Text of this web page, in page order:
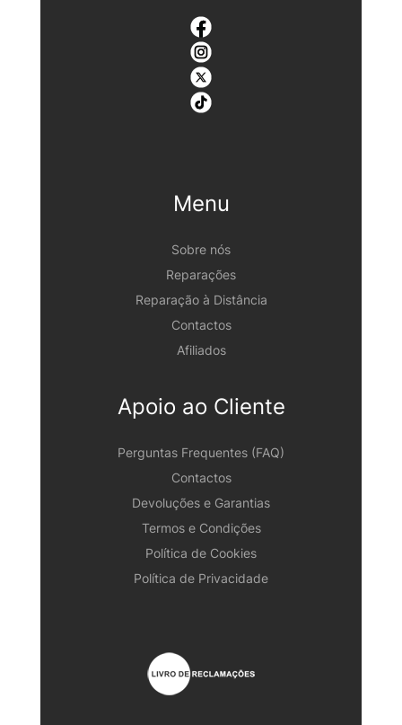
Menu
Sobre nós
Reparações
Reparação à Distância
Contactos
Afiliados
Apoio ao Cliente
Perguntas Frequentes (FAQ)
Contactos
Devoluções e Garantias
Termos e Condições
Política de Cookies
Política de Privacidade